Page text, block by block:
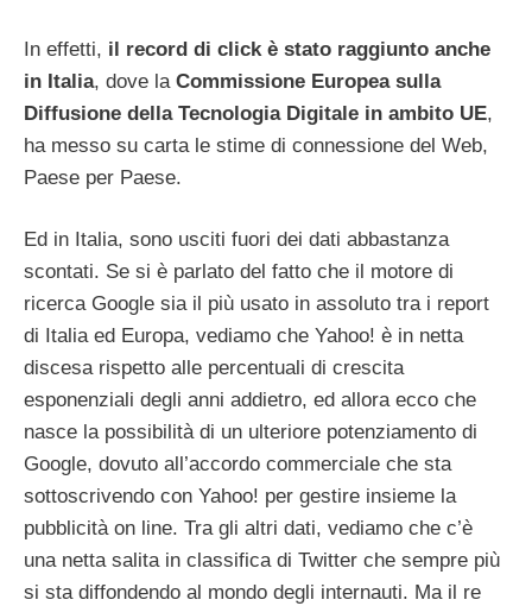
In effetti, il record di click è stato raggiunto anche
in Italia, dove la Commissione Europea sulla
Diffusione della Tecnologia Digitale in ambito UE,
ha messo su carta le stime di connessione del Web,
Paese per Paese.
Ed in Italia, sono usciti fuori dei dati abbastanza
scontati. Se si è parlato del fatto che il motore di
ricerca Google sia il più usato in assoluto tra i report
di Italia ed Europa, vediamo che Yahoo! è in netta
discesa rispetto alle percentuali di crescita
esponenziali degli anni addietro, ed allora ecco che
nasce la possibilità di un ulteriore potenziamento di
Google, dovuto all’accordo commerciale che sta
sottoscrivendo con Yahoo! per gestire insieme la
pubblicità on line. Tra gli altri dati, vediamo che c’è
una netta salita in classifica di Twitter che sempre più
si sta diffondendo al mondo degli internauti. Ma il re